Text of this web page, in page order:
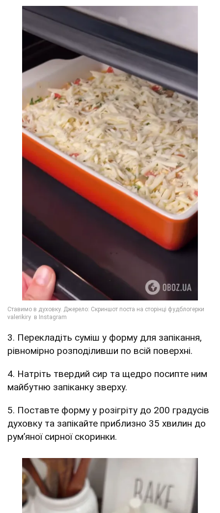
3. Перекладіть суміш у форму для запікання,
рівномірно розподіливши по всій поверхні.
4. Натріть твердий сир та щедро посипте ним
майбутню запіканку зверху.
5. Поставте форму у розігріту до 200 градусів
духовку та запікайте приблизно 35 хвилин до
рум’яної сирної скоринки.